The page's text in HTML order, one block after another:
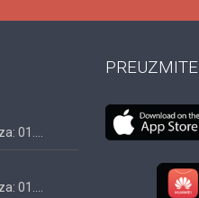
01....
01....